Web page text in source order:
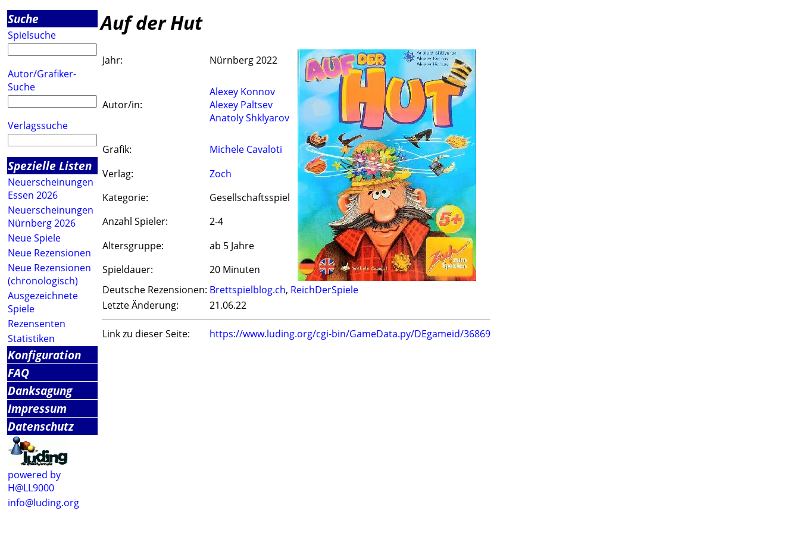
Suche
Spielsuche
Autor/Grafiker-
Suche
Verlagssuche
Spezielle Listen
Neuerscheinungen
Essen 2026
Neuerscheinungen
Nürnberg 2026
Neue Spiele
Neue Rezensionen
Neue Rezensionen
(chronologisch)
Ausgezeichnete
Spiele
Rezensenten
Statistiken
Konfiguration
FAQ
Danksagung
Impressum
Datenschutz
powered by
H@LL9000
info@luding.org
Auf der Hut
Jahr: Nürnberg 2022
Autor/in:
Alexey Konnov
Alexey Paltsev
Anatoly Shklyarov
Grafik:
Michele Cavaloti
Verlag:
Zoch
Kategorie:
Gesellschaftsspiel
Anzahl Spieler:
2-4
Altersgruppe:
ab 5 Jahre
Spieldauer:
20 Minuten
Deutsche Rezensionen: Brettspielblog.ch, ReichDerSpiele
Letzte Änderung:
21.06.22
Link zu dieser Seite: https://www.luding.org/cgi-bin/GameData.py/DEgameid/36869